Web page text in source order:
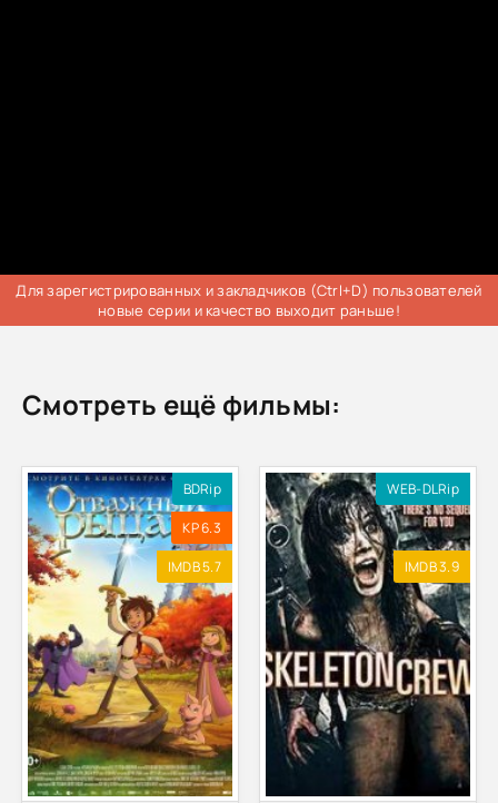
Для зарегистрированных и закладчиков (Ctrl+D) пользователей
новые серии и качество выходит раньше!
Смотреть ещё фильмы:
BDRip
KP 6.3
IMDB 5.7
WEB-DLRip
IMDB 3.9